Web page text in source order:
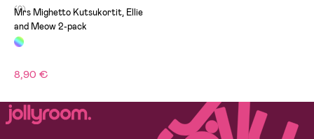
(0)
Mrs Mighetto Kutsukortit, Ellie
and Meow 2-pack
8,90 €